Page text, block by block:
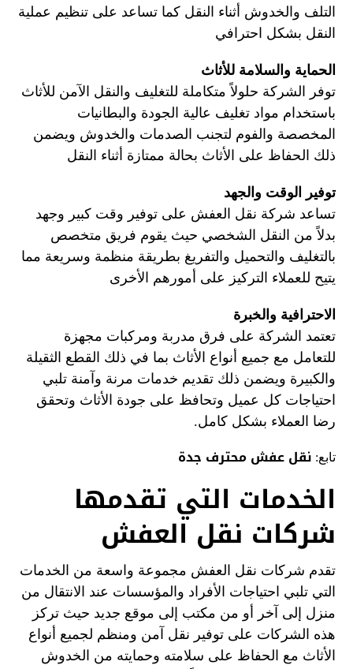
التلف والخدوش أثناء النقل كما تساعد على تنظيم عملية
النقل بشكل احترافي
الحماية والسلامة للأثاث
توفر الشركة حلولاً متكاملة للتغليف والنقل الآمن للأثاث
باستخدام مواد تغليف عالية الجودة والبطانيات
المخصصة والفوم لتجنب الصدمات والخدوش ويضمن
ذلك الحفاظ على الأثاث بحالة ممتازة أثناء النقل
توفير الوقت والجهد
تساعد شركة نقل العفش على توفير وقت كبير وجهد
بدلاً من النقل الشخصي حيث يقوم فريق متخصص
بالتغليف والتحميل والتفريغ بطريقة منظمة وسريعة مما
يتيح للعملاء التركيز على أمورهم الأخرى
الاحترافية والخبرة
تعتمد الشركة على فرق مدربة ومركبات مجهزة
للتعامل مع جميع أنواع الأثاث بما في ذلك القطع الثقيلة
والكبيرة ويضمن ذلك تقديم خدمات مرنة وآمنة تلبي
احتياجات كل عميل وتحافظ على جودة الأثاث وتحقق
رضا العملاء بشكل كامل.
تابع: نقل عفش محترف جدة
الخدمات التي تقدمها
شركات نقل العفش
تقدم شركات نقل العفش مجموعة واسعة من الخدمات
التي تلبي احتياجات الأفراد والمؤسسات عند الانتقال من
منزل إلى آخر أو من مكتب إلى موقع جديد حيث تركز
هذه الشركات على توفير نقل آمن ومنظم لجميع أنواع
الأثاث مع الحفاظ على سلامته وحمايته من الخدوش